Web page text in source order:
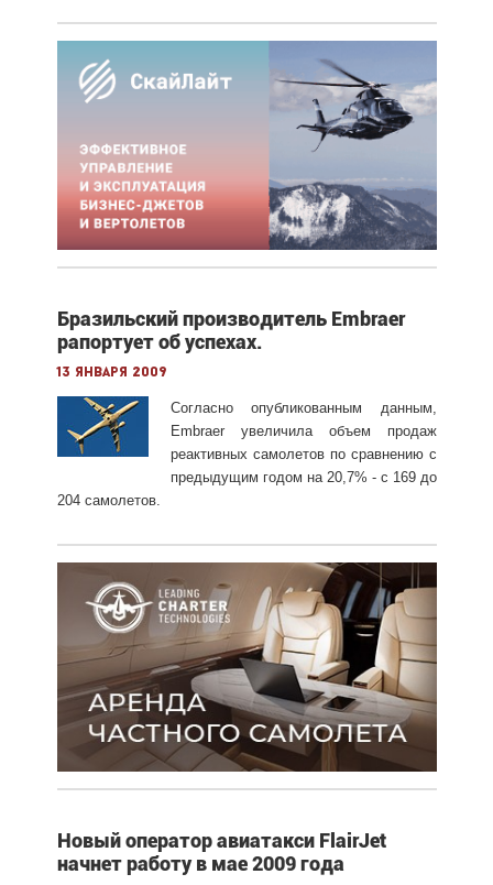
Бразильский производитель Embraer
рапортует об успехах.
13 января 2009
Согласно опубликованным данным,
Embraer увеличила объем продаж
реактивных самолетов по сравнению с
предыдущим годом на 20,7% - с 169 до
204 самолетов.
Новый оператор авиатакси FlairJet
начнет работу в мае 2009 года